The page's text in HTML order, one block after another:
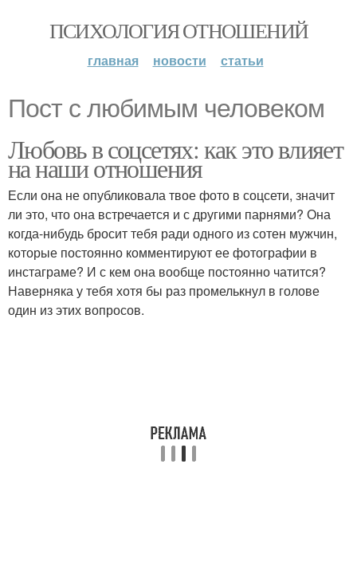
ПСИХОЛОГИЯ ОТНОШЕНИЙ
главная новости статьи
Пост с любимым человеком
Любовь в соцсетях: как это влияет
на наши отношения
Если она не опубликовала твое фото в соцсети, значит
ли это, что она встречается и с другими парнями? Она
когда-нибудь бросит тебя ради одного из сотен мужчин,
которые постоянно комментируют ее фотографии в
инстаграме? И с кем она вообще постоянно чатится?
Наверняка у тебя хотя бы раз промелькнул в голове
один из этих вопросов.